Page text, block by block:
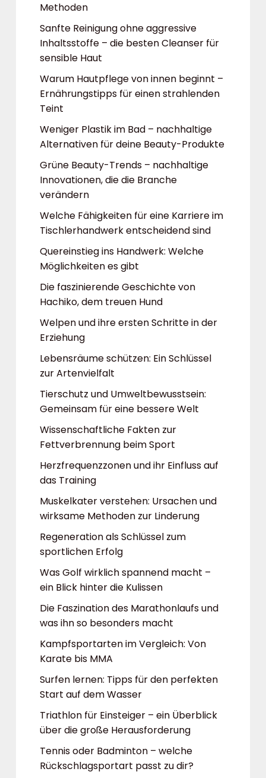
Methoden
Sanfte Reinigung ohne aggressive
Inhaltsstoffe – die besten Cleanser für
sensible Haut
Warum Hautpflege von innen beginnt –
Ernährungstipps für einen strahlenden
Teint
Weniger Plastik im Bad – nachhaltige
Alternativen für deine Beauty-Produkte
Grüne Beauty-Trends – nachhaltige
Innovationen, die die Branche
verändern
Welche Fähigkeiten für eine Karriere im
Tischlerhandwerk entscheidend sind
Quereinstieg ins Handwerk: Welche
Möglichkeiten es gibt
Die faszinierende Geschichte von
Hachiko, dem treuen Hund
Welpen und ihre ersten Schritte in der
Erziehung
Lebensräume schützen: Ein Schlüssel
zur Artenvielfalt
Tierschutz und Umweltbewusstsein:
Gemeinsam für eine bessere Welt
Wissenschaftliche Fakten zur
Fettverbrennung beim Sport
Herzfrequenzzonen und ihr Einfluss auf
das Training
Muskelkater verstehen: Ursachen und
wirksame Methoden zur Linderung
Regeneration als Schlüssel zum
sportlichen Erfolg
Was Golf wirklich spannend macht –
ein Blick hinter die Kulissen
Die Faszination des Marathonlaufs und
was ihn so besonders macht
Kampfsportarten im Vergleich: Von
Karate bis MMA
Surfen lernen: Tipps für den perfekten
Start auf dem Wasser
Triathlon für Einsteiger – ein Überblick
über die große Herausforderung
Tennis oder Badminton – welche
Rückschlagsportart passt zu dir?